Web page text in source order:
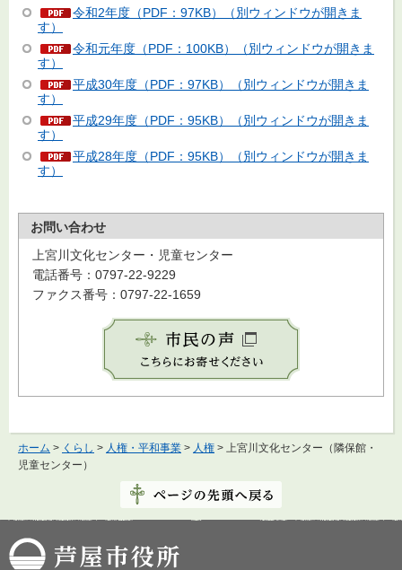
令和2年度（PDF：97KB）（別ウィンドウが開きま
す）
令和元年度（PDF：100KB）（別ウィンドウが開きま
す）
平成30年度（PDF：97KB）（別ウィンドウが開きま
す）
平成29年度（PDF：95KB）（別ウィンドウが開きま
す）
平成28年度（PDF：95KB）（別ウィンドウが開きま
す）
お問い合わせ
上宮川文化センター・児童センター
電話番号：0797-22-9229
ファクス番号：0797-22-1659
ホーム > くらし > 人権・平和事業 > 人権 > 上宮川文化センター（隣保館・
児童センター）
芦屋市役所